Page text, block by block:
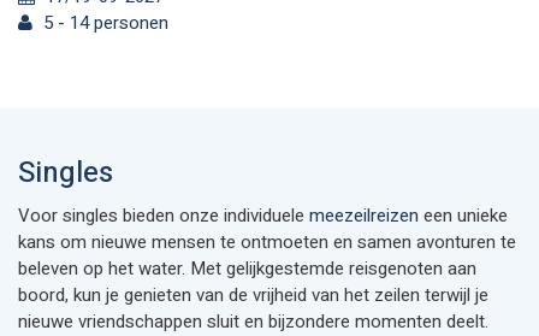
5 - 14 personen
Singles
Voor singles bieden onze individuele meezeilreizen een unieke
kans om nieuwe mensen te ontmoeten en samen avonturen te
beleven op het water. Met gelijkgestemde reisgenoten aan
boord, kun je genieten van de vrijheid van het zeilen terwijl je
nieuwe vriendschappen sluit en bijzondere momenten deelt.